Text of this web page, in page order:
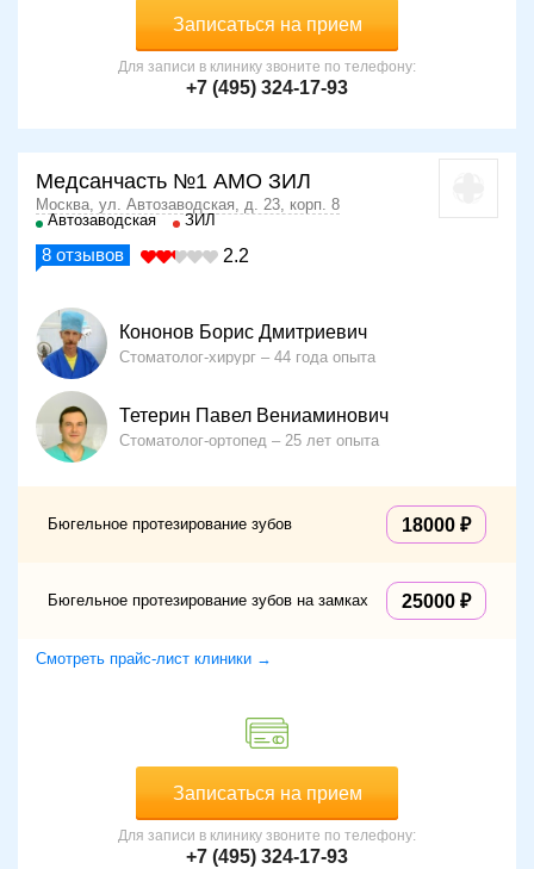
Записаться на прием
Для записи в клинику звоните по телефону:
+7 (495) 324-17-93
Медсанчасть №1 АМО ЗИЛ
Москва, ул. Автозаводская, д. 23, корп. 8
Автозаводская
ЗИЛ
8 отзывов 2.2
Кононов Борис Дмитриевич
Стоматолог-хирург 44 года опыта
Тетерин Павел Вениаминович
Стоматолог-ортопед 25 лет опыта
Бюгельное протезирование зубов 18000
Бюгельное протезирование зубов на замках 25000
Смотреть прайс-лист клиники →
Записаться на прием
Для записи в клинику звоните по телефону:
+7 (495) 324-17-93